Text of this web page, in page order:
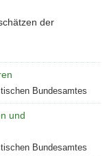
der
Bundesamtes
und
Bundesamtes